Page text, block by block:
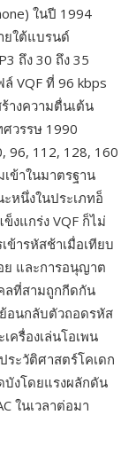
ในปี 1994
ยใต้แบรนด์
ถึง 30 ถึง 35
VQF ที่ 96 kbps
างความตื่นเต้น
วรรษ 1990
96, 112, 128, 160
ข้าในมาตรฐาน
ะหนึ่งในประเภทอ็
งแกร่ง VQF ก็ไม่
ข้ารหัสช้าเมื่อเทียบ
ย และการอนุญาต
ลที่สามถูกกีดกัน
อนกลับตัวถอดรหัส
ครื่องเล่นโอเพน
ะวัติศาสตร์โคเดก
งโดยแรงผลักดัน
ในเวลาต่อมา